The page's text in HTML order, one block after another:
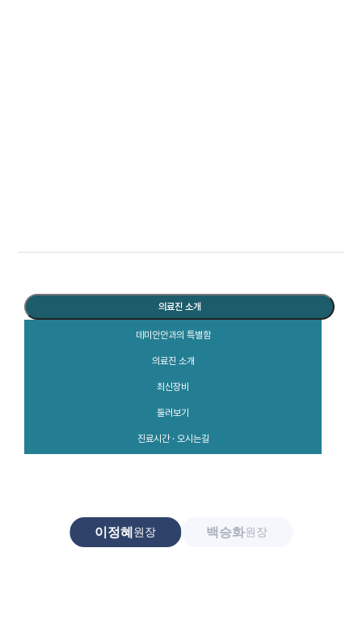
의료진 소개
데미안안과의 특별함
의료진 소개
최신장비
둘러보기
진료시간 · 오시는길
이정혜 원장 백승화원장